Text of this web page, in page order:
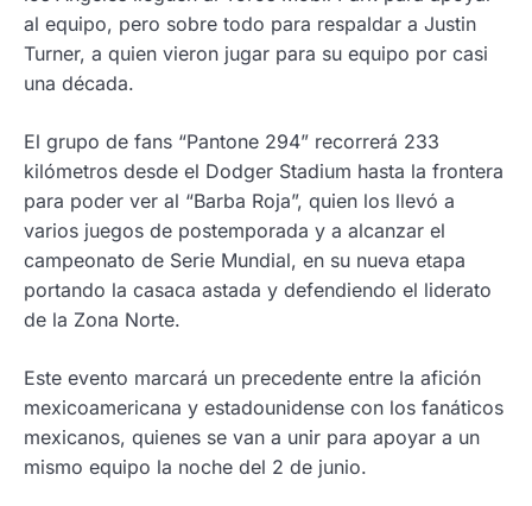
al equipo, pero sobre todo para respaldar a Justin
Turner, a quien vieron jugar para su equipo por casi
una década.
El grupo de fans “Pantone 294” recorrerá 233
kilómetros desde el Dodger Stadium hasta la frontera
para poder ver al “Barba Roja”, quien los llevó a
varios juegos de postemporada y a alcanzar el
campeonato de Serie Mundial, en su nueva etapa
portando la casaca astada y defendiendo el liderato
de la Zona Norte.
Este evento marcará un precedente entre la afición
mexicoamericana y estadounidense con los fanáticos
mexicanos, quienes se van a unir para apoyar a un
mismo equipo la noche del 2 de junio.